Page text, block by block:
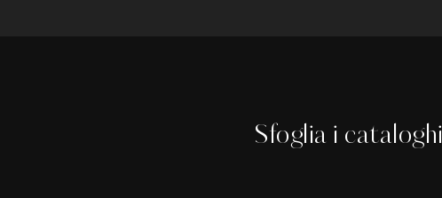
Sfoglia i cataloghi